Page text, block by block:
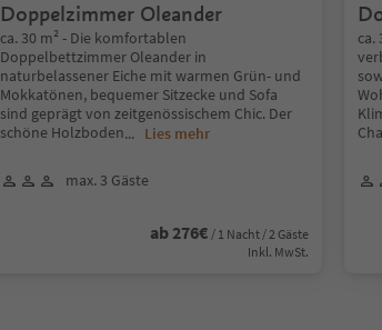
Doppelzimmer Oleander
ca. 30 m² - Die komfortablen
Doppelbettzimmer Oleander in
naturbelassener Eiche mit warmen Grün- und
Mokkatönen, bequemer Sitzecke und Sofa
sind geprägt von zeitgenössischem Chic. Der
schöne Holzboden... Lies mehr
max. 3 Gäste
ab 276€ / 1 Nacht / 2 Gäste
Inkl. MwSt.
ca.